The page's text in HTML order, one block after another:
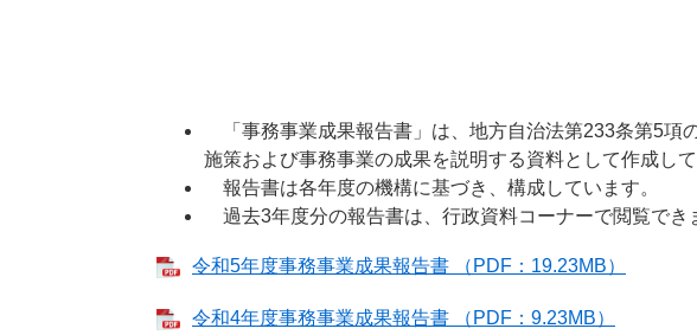
「事務事業成果報告書」は、地方自治法第233条第5項
施策および事務事業の成果を説明する資料として作成して
報告書は各年度の機構に基づき、構成しています。
過去3年度分の報告書は、行政資料コーナーで閲覧でき
令和5年度事務事業成果報告書 （PDF：19.23MB）
令和4年度事務事業成果報告書 （PDF：9.23MB）